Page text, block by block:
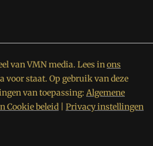
van VMN media. Lees inons
voor staat. Op gebruik van deze
van toepassing: Algemene
Cookie beleid Privacy instellingen